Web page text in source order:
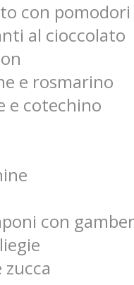
con
al cioccolato
e rosmarino
e cotechino
con